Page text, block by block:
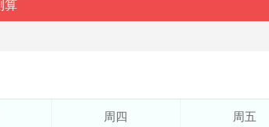
周四 周五